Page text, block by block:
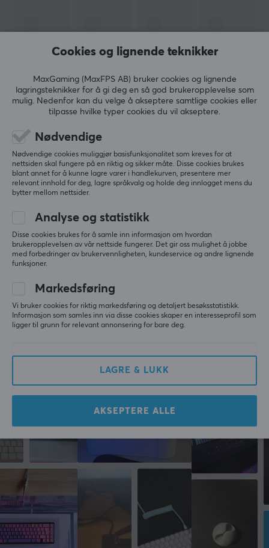
OM VAREMERKET
Kabelløsninger for alle medLanberg- Utvikling og
fleksibilitet definerer Lanberg, som tilbyr forskjellige
løsninger innenfor nettverk og kabling. Det brede
varemerket bygger på kontinuerlig kvalitetsforbedring
av produktene. Talentet deres for å skreddersy
produkter etter markedets behov har bidratt med
kontinuerlig tilvekst.
Hvis du er på jakt etter en kabel eller adapter, så har
Lanberg med sin brede produktportefølje sannsynligvis
det du leter etter. Utøver det så tilbyr de løsninger som
strukturert kabling, inkludert LAN- og patchkabler, og
med. Du finner også verktøy og produkter som hjelper
deg med å trekke alle kabler riktig.
Kabellengde
305 meter
Kabeltype
Cat6
Teknikk
F/UTP
Formfaktor
Rund
ANMELDELSER (0) SPØRSMÅL OG SVAR (0)
0.0
4
0%
3
0%
SKRIV ANMELDELSE
Mer fra vårt fellesskap
Cookies og lignende teknikker
MaxGaming (MaxFPS AB) bruker cookies og lignende
lagringsteknikker for å gi deg en så god brukeropplevelse som
mulig. Nedenfor kan du velge å akseptere samtlige cookies eller
tilpasse hvilke typer cookies du vil akseptere.
Nødvendige
Nødvendige cookies muliggjør basisfunksjonalitet som kreves for at
nettsiden skal fungere på en riktig og sikker måte. Disse cookies brukes
blant annet for å kunne lagre varer i handlekurven, presentere mer
relevant innhold for deg, lagre språkvalg og holde deg innlogget mens du
bytter mellom nettsider.
Analyse og statistikk
Disse cookies brukes for å samle inn informasjon om hvordan
brukeropplevelsen av vår nettside fungerer. Det gir oss mulighet å jobbe
med forbedringer av brukervennligheten, kundeservice og andre lignende
funksjoner.
Markedsføring
Vi bruker cookies for riktig markedsføring og detaljert besøksstatistikk.
Informasjon som samles inn via disse cookies skaper en interesseprofil som
ligger til grunn for relevant annonsering for bare deg.
LAGRE & LUKK
AKSEPTERE ALLE